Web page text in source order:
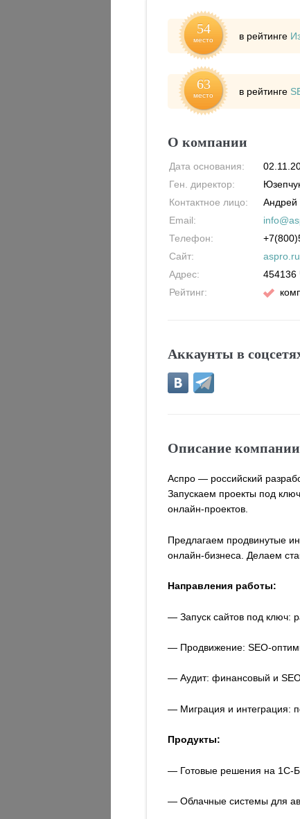
54
место в рейтинге
63
место в рейтинге
О компании
Дата основания:
Ген. директор:
Контактное лицо:
Андрей
Email:
Телефон:
Сайт:
aspro.ru
Адрес:
454136
Рейтинг:
Аккаунты в
Описание компании
Аспро — российский
Запускаем проекты под
онлайн-проектов.
Предлагаем продвинутые
онлайн-бизнеса. Делаем
Направления работы:
— Запуск сайтов под ключ:
— Продвижение: SEO-
— Аудит: финансовый и
— Миграция и интеграция:
Продукты:
— Готовые решения на 1С-
— Облачные системы для